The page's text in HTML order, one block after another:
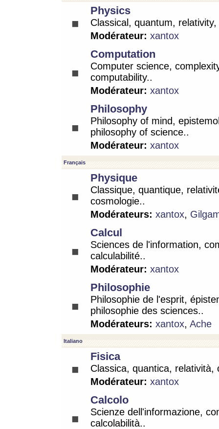
Physics
Classical, quantum,
Modérateur: xantox
Computation
Computer science,
computability..
Modérateur: xantox
Philosophy
Philosophy of mind,
philosophy of science..
Modérateur: xantox
Français
Physique
Classique, quantique,
cosmologie..
Modérateurs: xantox,
Calcul
Sciences de l'information,
calculabilité..
Modérateur: xantox
Philosophie
Philosophie de l'esprit,
philosophie des sciences..
Modérateurs: xantox, Ache
Italiano
Fisica
Classica, quantica, relatività,
Modérateur: xantox
Calcolo
Scienze dell'informazione,
calcolabilità..